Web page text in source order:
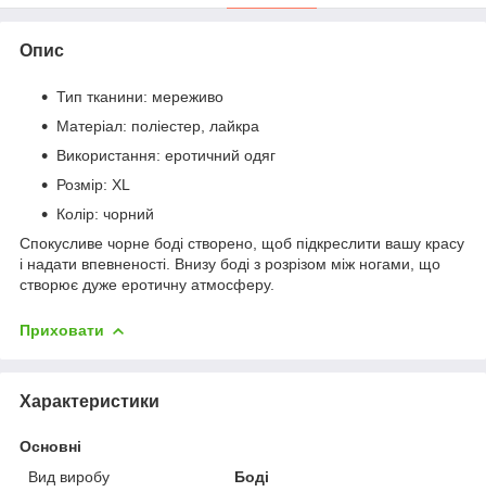
Опис
Тип тканини: мереживо
Матеріал: поліестер, лайкра
Використання: еротичний одяг
Розмір: XL
Колір: чорний
Спокусливе чорне боді створено, щоб підкреслити вашу красу
і надати впевненості. Внизу боді з розрізом між ногами, що
створює дуже еротичну атмосферу.
Приховати
Характеристики
Основні
Вид виробу
Боді